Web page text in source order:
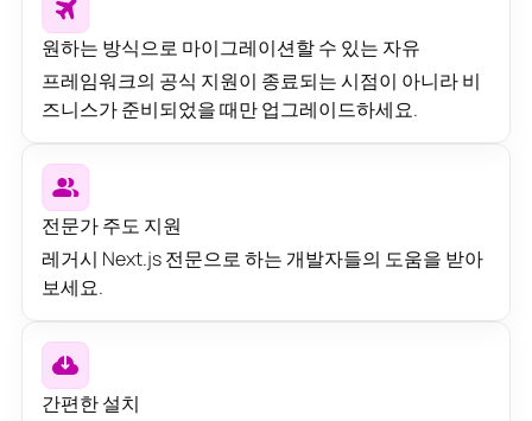
원하는 방식으로 마이그레이션할 수 있는 자유
프레임워크의 공식 지원이 종료되는 시점이 아니라 비
즈니스가 준비되었을 때만 업그레이드하세요.
전문가 주도 지원
레거시 Next.js 전문으로 하는 개발자들의 도움을 받아
보세요.
간편한 설치